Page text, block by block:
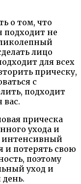
о том, что
подходит не
лицо
для всех
прическу,
с
подходит
вас.
прическа
ухода и
интенсивный
и потерять свою
поэтому
уход и